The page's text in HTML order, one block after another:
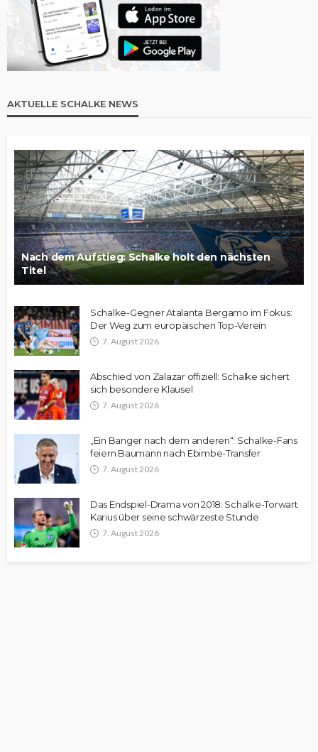
AKTUELLE SCHALKE NEWS
Nach dem Aufstieg: Schalke holt den nächsten
Titel
Schalke-Gegner Atalanta Bergamo im Fokus:
Der Weg zum europäischen Top-Verein
7. August 2026
Abschied von Zalazar offiziell: Schalke sichert
sich besondere Klausel
7. August 2026
„Ein Banger nach dem anderen“: Schalke-Fans
feiern Baumann nach Ebimbe-Transfer
7. August 2026
Das Endspiel-Drama von 2018: Schalke-Torwart
Karius über seine schwärzeste Stunde
7. August 2026